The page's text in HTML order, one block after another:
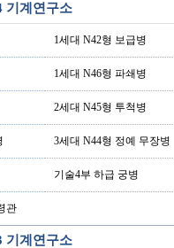
기계연구소
1세대 N42형 보급병
1세대 N46형 파쇄병
2세대 N45형 투척병
3세대 N44형 정예 무장병
기술4부 하급 궁병
관
기계연구소